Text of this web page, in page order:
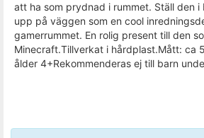
att ha som prydnad i rummet. Ställ den i
upp på väggen som en cool
gamerrummet. En rolig present till den
Minecraft.Tillverkat i hårdplast.Mått: ca
ålder 4+Rekommenderas ej till barn